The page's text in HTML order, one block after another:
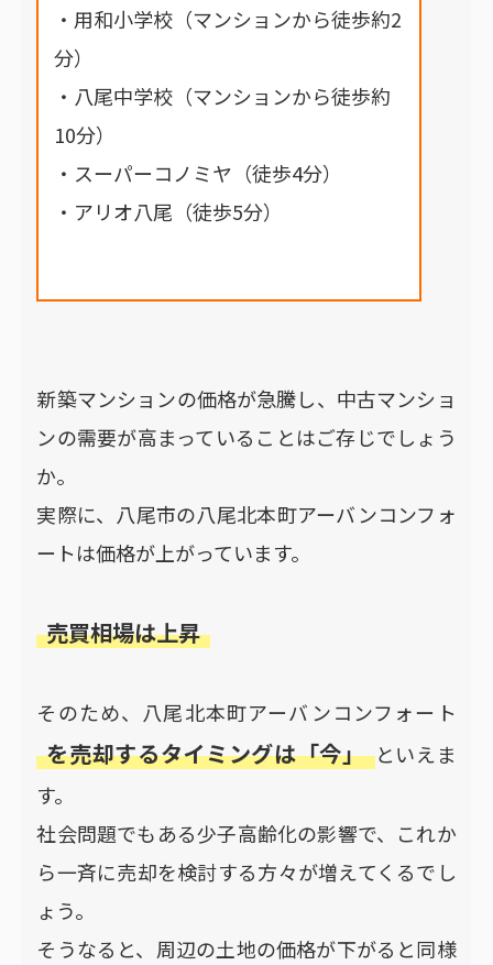
・用和小学校（マンションから徒歩約2
分）
・八尾中学校（マンションから徒歩約
10分）
・スーパーコノミヤ（徒歩4分）
・アリオ八尾（徒歩5分）
新築マンションの価格が急騰し、中古マンショ
ンの需要が高まっていることはご存じでしょう
か。
実際に、八尾市の八尾北本町アーバンコンフォ
ートは価格が上がっています。
売買相場は上昇
そのため、八尾北本町アーバンコンフォート
を売却するタイミングは「今」 といえま
す。
社会問題でもある少子高齢化の影響で、これか
ら一斉に売却を検討する方々が増えてくるでし
ょう。
そうなると、周辺の土地の価格が下がると同様